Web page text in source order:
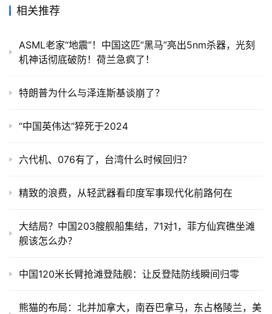
相关推荐
ASML老家“地震”！中国这匹“黑马”亮出5nm杀器，光刻
机神话彻底破防！荷兰急疯了！
特朗普为什么与泽连斯基谈崩了？
“中国英伟达”猝死于2024
六代机、076有了，台湾什么时候回归？
精致的浪费，从轻武器看印度军事现代化前路何在
大结局？中国203艘舰船集结，71对1，菲方仙宾礁坐滩
舰该怎么办？
中国120米长臂抢滩登陆舰：让反登陆防线瞬间归零
熊猫的布局：北并加拿大，南吞巴拿马，东占格陵兰，美